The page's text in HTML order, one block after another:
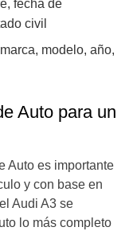
fecha de
civil
modelo, año,
Auto para un
Auto es importante
y con base en
Audi A3 se
lo más completo